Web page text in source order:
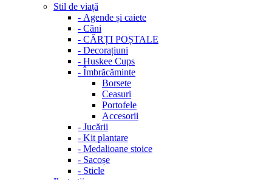
Stil de viață
- Agende și caiete
- Căni
- CĂRȚI POȘTALE
- Decorațiuni
- Huskee Cups
- Îmbrăcăminte
Borsete
Ceasuri
Portofele
Accesorii
- Jucării
- Kit plantare
- Medalioane stoice
- Sacoșe
- Sticle